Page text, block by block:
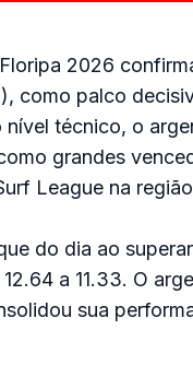
2026
como palco
técnico, o
grandes
League na
do dia ao
a 11.33. O
sua